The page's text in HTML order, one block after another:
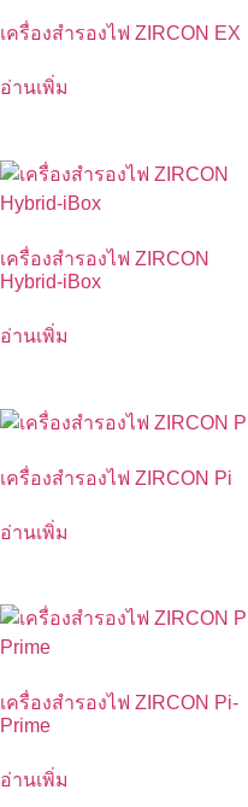
เครื่องสำรองไฟ ZIRCON EX
อ่านเพิ่ม
เครื่องสำรองไฟ ZIRCON
Hybrid-iBox
อ่านเพิ่ม
เครื่องสำรองไฟ ZIRCON Pi
อ่านเพิ่ม
เครื่องสำรองไฟ ZIRCON Pi-
Prime
อ่านเพิ่ม